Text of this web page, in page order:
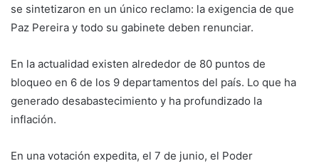
se sintetizaron en un único reclamo: la exigencia de que
Paz Pereira y todo su gabinete deben renunciar.
En la actualidad existen alrededor de 80 puntos de
bloqueo en 6 de los 9 departamentos del país. Lo que ha
generado desabastecimiento y ha profundizado la
inflación.
En una votación expedita, el 7 de junio, el Poder